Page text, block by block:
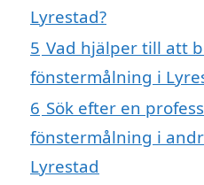
Lyrestad?
5 Vad hjälper till att
fönstermålning i
6 Sök efter en
fönstermålning i
Lyrestad